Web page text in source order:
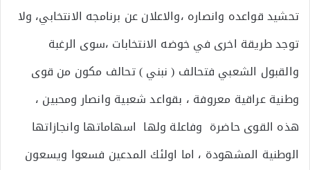
تحشيد قواعده وانصاره ،والاعلان عن برنامجه الانتخابي، ولا
توجد طريقة اخرى في خوضه الانتخابات ،سوى الرغبة
والقبول الشعبي فتحالف ( نبني ) تحالف مكون من قوى
وطنية عراقية معروفة ، بقواعد شعبية وانصار ومحبين ،
هذه القوى حاضرة وفاعلة ولها اسهاماتها وانجازاتها
الوطنية المشهودة ، اما اولئك المدعين فسعوا ويسعون